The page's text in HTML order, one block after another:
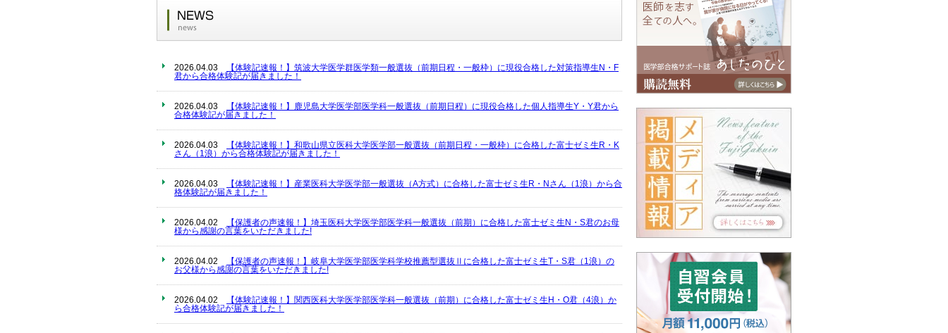
2026.04.03
【体験記速報！】筑波大学医学群医学類一般選抜（前期日程・一般枠）に現役合格した対策指導生N・F
君から合格体験記が届きました！
2026.04.03
【体験記速報！】鹿児島大学医学部医学科一般選抜（前期日程）に現役合格した個人指導生Y・Y君から
合格体験記が届きました！
2026.04.03
【体験記速報！】和歌山県立医科大学医学部一般選抜（前期日程・一般枠）に合格した富士ゼミ生R・K
さん（1浪）から合格体験記が届きました！
2026.04.03
【体験記速報！】産業医科大学医学部一般選抜（A方式）に合格した富士ゼミ生R・Nさん（1浪）から合
格体験記が届きました！
2026.04.02
【保護者の声速報！】埼玉医科大学医学部医学科一般選抜（前期）に合格した富士ゼミ生N・S君のお母
様から感謝の言葉をいただきました!
2026.04.02
【保護者の声速報！】岐阜大学医学部医学科学校推薦型選抜Ⅱに合格した富士ゼミ生T・S君（1浪）の
お父様から感謝の言葉をいただきました!
2026.04.02
【体験記速報！】関西医科大学医学部医学科一般選抜（前期）に合格した富士ゼミ生H・O君（4浪）か
ら合格体験記が届きました！